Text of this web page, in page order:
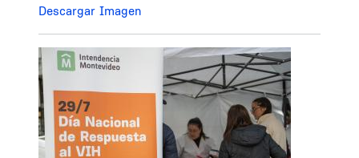
Descargar Imagen